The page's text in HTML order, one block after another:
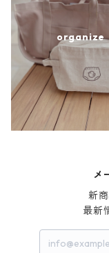
organize
メ
新
最新